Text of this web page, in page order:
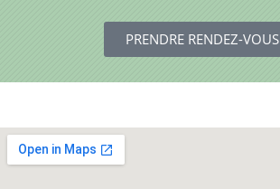
PRENDRE RENDEZ-VOUS